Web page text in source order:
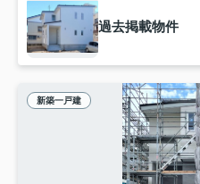
過去掲載物件
新築一戸建